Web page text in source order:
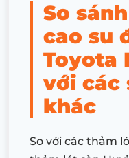
So
cao su
Toyota
với các
khác
So với các thảm